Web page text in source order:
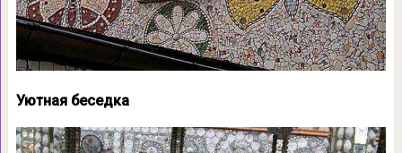
Уютная беседка